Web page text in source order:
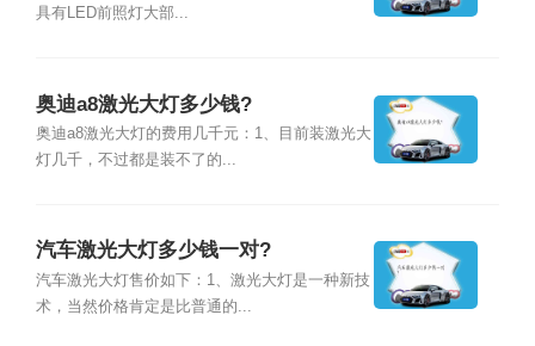
具有LED前照灯大部...
奥迪a8激光大灯多少钱?
奥迪a8激光大灯的费用几千元：1、目前装激光大
灯几千，不过都是装不了的...
汽车激光大灯多少钱一对?
汽车激光大灯售价如下：1、激光大灯是一种新技
术，当然价格肯定是比普通的...